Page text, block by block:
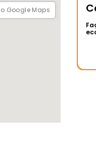
Google Maps